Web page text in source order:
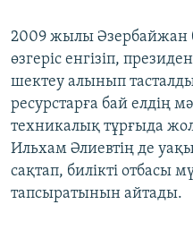
i
d
e
2009 жылы Әзербайжан
өзгеріс енгізіп,
шектеу алынып
ресурстарға бай елдің
техникалық тұрғыда
Ильхам Әлиевтің де
сақтап, билікті отбасы
тапсыратынын айтады.